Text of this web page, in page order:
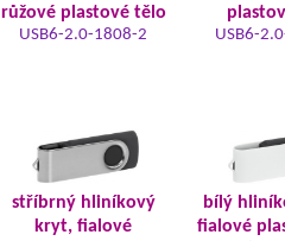
růžové plastové tělo
USB6-2.0-1808-2 USB6-
stříbrný hliníkový
kryt, fialové
bílý
fialové